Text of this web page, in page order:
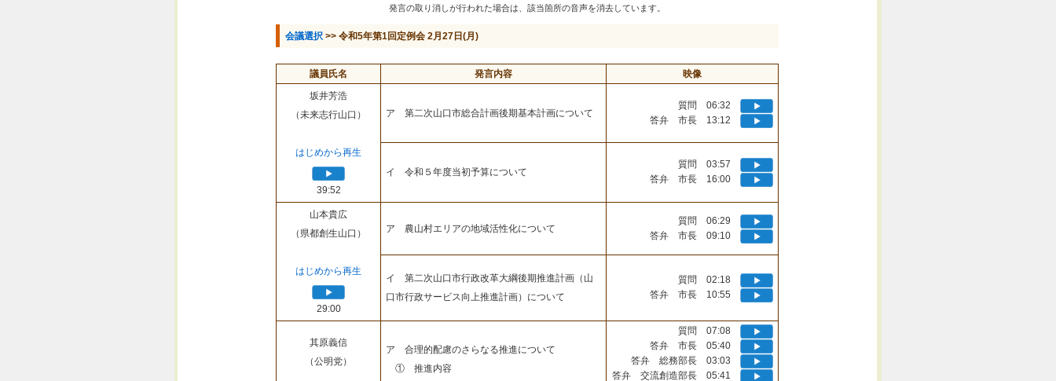
発言の取り消しが行われた場合は、該当箇所の音声を消去しています。
会議選択 >> 令和5年第1回定例会 2月27日(月)
議員氏名 発言内容 映像
坂井芳浩
（未来志行山口）
はじめから再生
39:52
ア 第二次山口市総合計画後期基本計画について
質問 06:32
答弁 市長 13:12
イ 令和５年度当初予算について
質問 03:57
答弁 市長 16:00
山本貴広
（県都創生山口）
はじめから再生
29:00
ア 農山村エリアの地域活性化について
質問 06:29
答弁 市長 09:10
イ 第二次山口市行政改革大綱後期推進計画（山
口市行政サービス向上推進計画）について
質問 02:18
答弁 市長 10:55
其原義信
（公明党）
ア 合理的配慮のさらなる推進について
① 推進内容
質問 07:08
答弁 市長 05:40
答弁 総務部長 03:03
答弁 交流創造部長 05:41